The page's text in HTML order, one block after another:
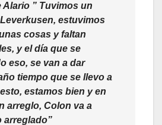
Alario ” Tuvimos un
estuvimos
cosas y faltan
y el día que se
eso, se van a dar
tiempo que se llevo a
estamos bien y en
arreglo, Colon va a
arreglado”